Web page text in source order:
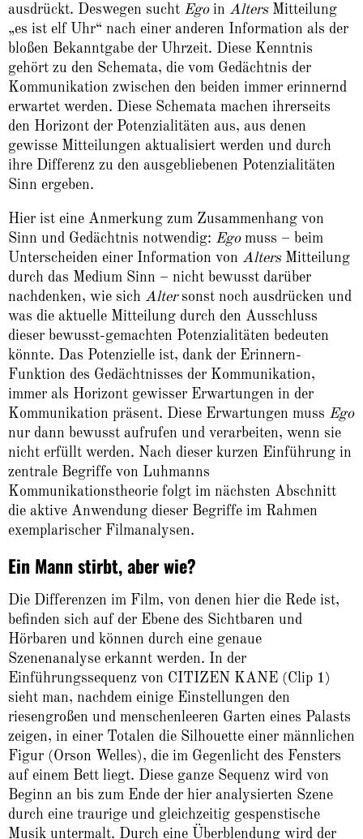
ausdrückt. Deswegen sucht Egoin AltersMitteilung
„es ist elf Uhr“ nach einer anderen Information als der
bloßen Bekanntgabe der Uhrzeit. Diese Kenntnis
gehört zu den Schemata, die vom Gedächtnis der
Kommunikation zwischen den beiden immer erinnernd
erwartet werden. Diese Schemata machen ihrerseits
den Horizont der Potenzialitäten aus, aus denen
gewisse Mitteilungen aktualisiert werden und durch
ihre Differenz zu den ausgebliebenen Potenzialitäten
Sinn ergeben.
Hier ist eine Anmerkung zum Zusammenhang von
Sinn und Gedächtnis notwendig: Egomuss – beim
Unterscheiden einer Information von AltersMitteilung
durch das Medium Sinn – nicht bewusst darüber
nachdenken, wie sich Alter sonst noch ausdrücken und
was die aktuelle Mitteilung durch den Ausschluss
dieser bewusst-gemachten Potenzialitäten bedeuten
könnte. Das Potenzielle ist, dank der Erinnern-
Funktion des Gedächtnisses der Kommunikation,
immer als Horizont gewisser Erwartungen in der
Kommunikation präsent. Diese Erwartungen muss Ego
nur dann bewusst aufrufen und verarbeiten, wenn sie
nicht erfüllt werden. Nach dieser kurzen Einführung in
zentrale Begriffe von Luhmanns
Kommunikationstheorie folgt im nächsten Abschnitt
die aktive Anwendung dieser Begriffe im Rahmen
exemplarischer Filmanalysen.
Ein Mann stirbt, aber wie?
Die Differenzen im Film, von denen hier die Rede ist,
befinden sich auf der Ebene des Sichtbaren und
Hörbaren und können durch eine genaue
Szenenanalyse erkannt werden. In der
Einführungssequenz von CITIZEN KANE (Clip 1)
sieht man, nachdem einige Einstellungen den
riesengroßen und menschenleeren Garten eines Palasts
zeigen, in einer Totalen die Silhouette einer männlichen
Figur (Orson Welles), die im Gegenlicht des Fensters
auf einem Bett liegt. Diese ganze Sequenz wird von
Beginn an bis zum Ende der hier analysierten Szene
durch eine traurige und gleichzeitig gespenstische
Musik untermalt. Durch eine Überblendung wird der